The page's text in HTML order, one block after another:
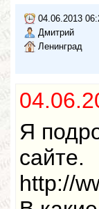
04.06.2013
Дмитрий
Ленинград
Я
сайте.
http://